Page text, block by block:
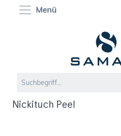
Menü
Nickituch Peel